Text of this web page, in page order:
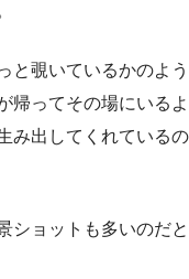
と覗いているかのよう
帰ってその場にいるよ
み出してくれているの
ショットも多いのだと